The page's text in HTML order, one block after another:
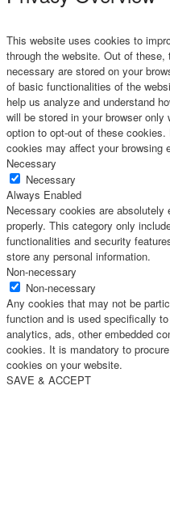
This website uses cookies to
through the website. Out of
necessary are stored on your
of basic functionalities of the
help us analyze and understand
will be stored in your browser
option to opt-out of these
cookies may affect your browsing
Necessary
Necessary
Always Enabled
Necessary cookies are
properly. This category only
functionalities and security
store any personal information.
Non-necessary
Non-necessary
Any cookies that may not be
function and is used specifically
analytics, ads, other embedded
cookies. It is mandatory to
cookies on your website.
SAVE & ACCEPT